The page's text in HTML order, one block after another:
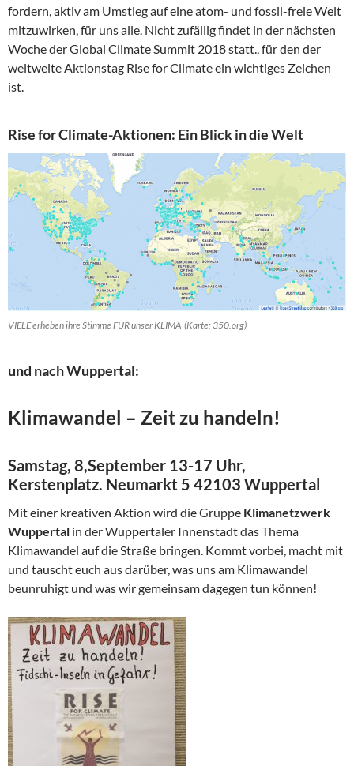
fordern, aktiv am Umstieg auf eine atom- und fossil-freie Welt
mitzuwirken, für uns alle. Nicht zufällig findet in der nächsten
Woche der Global Climate Summit 2018 statt., für den der
weltweite Aktionstag Rise for Climate ein wichtiges Zeichen
ist.
Rise for Climate-Aktionen: Ein Blick in die Welt
VIELE erheben ihre Stimme FÜR unser KLIMA (Karte: 350.org)
und nach Wuppertal:
Klimawandel – Zeit zu handeln!
Samstag, 8,September 13-17 Uhr,
Kerstenplatz. Neumarkt 5 42103 Wuppertal
Mit einer kreativen Aktion wird die Gruppe Klimanetzwerk
Wuppertal in der Wuppertaler Innenstadt das Thema
Klimawandel auf die Straße bringen. Kommt vorbei, macht mit
und tauscht euch aus darüber, was uns am Klimawandel
beunruhigt und was wir gemeinsam dagegen tun können!